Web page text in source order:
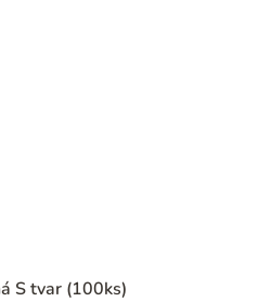
S tvar (100ks)